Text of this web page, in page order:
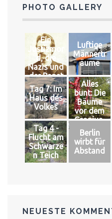
PHOTO GALLERY
Ein
Justizmor
d, die
Nazis und
der Papst
Luftige
Männertr
äume
Tag 7: Im
Haus des
Volkes
Alles
bunt: Die
Bäume
vor dem
Gropius-
Bau
Tag 4 -
Flucht am
Schwarze
n Teich
Berlin
wirbt für
Abstand
NEUESTE